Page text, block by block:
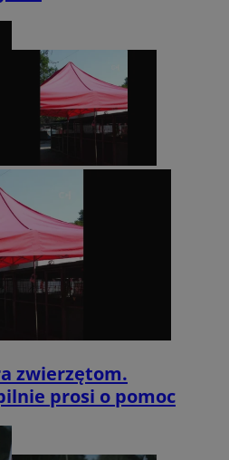
zwierzętom.
prosi o pomoc